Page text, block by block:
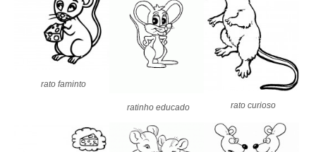
rato faminto
ratinho educado rato curioso